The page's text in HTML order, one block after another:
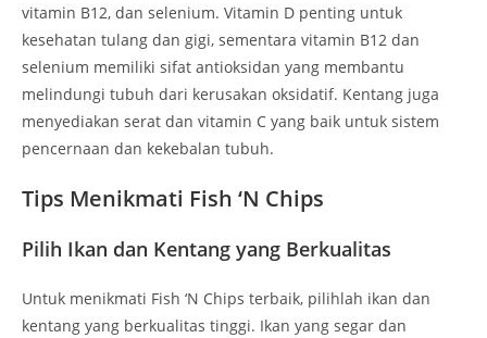
vitamin B12, dan selenium. Vitamin D penting untuk
kesehatan tulang dan gigi, sementara vitamin B12 dan
selenium memiliki sifat antioksidan yang membantu
melindungi tubuh dari kerusakan oksidatif. Kentang juga
menyediakan serat dan vitamin C yang baik untuk sistem
pencernaan dan kekebalan tubuh.
Tips Menikmati Fish ‘N Chips
Pilih Ikan dan Kentang yang Berkualitas
Untuk menikmati Fish ‘N Chips terbaik, pilihlah ikan dan
kentang yang berkualitas tinggi. Ikan yang segar dan